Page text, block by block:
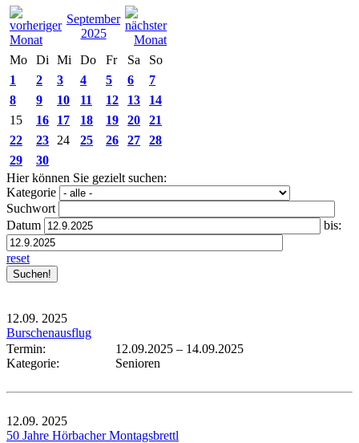
September
2025
Mo
Di Mi Do Fr Sa
So
1
2 3 4 5 6
7
8
9 10 11 12 13
14
15
16 17 18 19 20
21
22
23 24 25 26 27
28
29
30
Hier können Sie gezielt suchen:
Kategorie
Suchwort
Datum
bis:
reset
12.09. 2025
Burschenausflug
Termin:
12.09.2025 – 14.09.2025
Kategorie:
Senioren
12.09. 2025
50 Jahre Hörbacher Montagsbrettl